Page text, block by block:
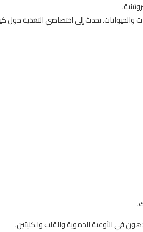
والحيوانات. تحدث إلى اختصاصي التغذية حول
في الأوعية الدموية والقلب والكليتين.